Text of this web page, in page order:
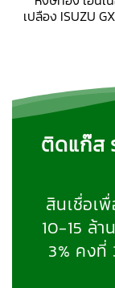
เปลือง ISUZU
ติดแก๊ส
สินเชื่อเ
10-15 ล้า
3% คงที่